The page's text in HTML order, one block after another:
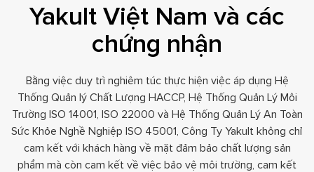
Yakult Việt Nam và các
chứng nhận
Bằng việc duy trì nghiêm túc thực hiện việc áp dụng Hệ
Thống Quản lý Chất Lượng HACCP, Hệ Thống Quản Lý Môi
Trường ISO 14001, ISO 22000 và Hệ Thống Quản Lý An Toàn
Sức Khỏe Nghề Nghiệp ISO 45001, Công Ty Yakult không chỉ
cam kết với khách hàng về mặt đảm bảo chất lượng sản
phẩm mà còn cam kết về việc bảo vệ môi trường, cam kết